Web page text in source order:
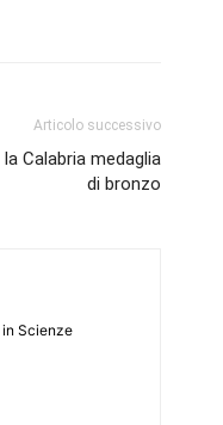
Articolo successivo
Calabria medaglia
di bronzo
Scienze